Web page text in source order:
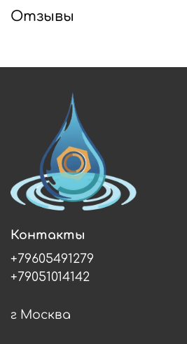
Отзывы
Контакты
+79605491279
+79051014142
г Москва